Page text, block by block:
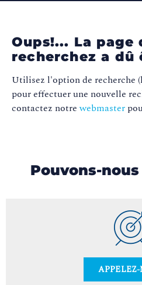
Oups!... La page
recherchez a dû
Utilisez l'option de recherche
pour effectuer une nouvelle
contactez notrewebmaster
Pouvons-
APPELEZ-